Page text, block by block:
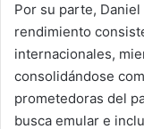
Por su parte,
rendimiento
internacionales,
consolidándose
prometedoras del
busca emular e